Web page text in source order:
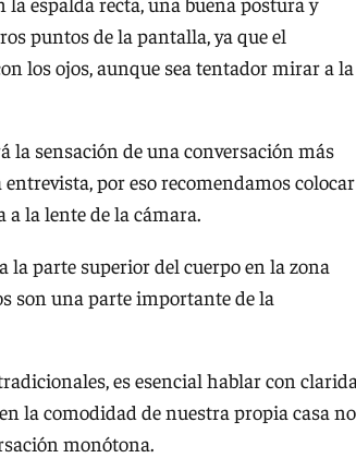
puntos de la pantalla, ya que el
los ojos, aunque sea tentador mirar a la
sensación de una conversación más
por eso recomendamos colocar
la lente de la cámara.
parte superior del cuerpo en la zona
son una parte importante de la
es esencial hablar con
la comodidad de nuestra propia casa no
monótona.